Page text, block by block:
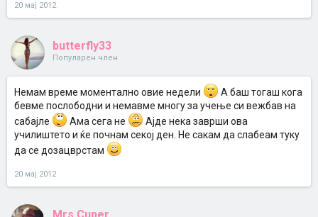
20 мај 2012
butterfly33
Популарен член
Немам време моментално овие недели
А баш тогаш кога
бевме послободни и немавме многу за учење си вежбав на
сабајле
Ама сега не
Ајде нека заврши ова
училиштето и ќе почнам секој ден. Не сакам да слабеам туку
да се дозацврстам
20 мај 2012